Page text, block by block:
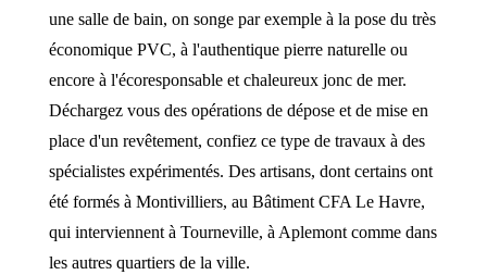
une salle de bain, on songe par exemple à la pose du très
économique PVC, à l'authentique pierre naturelle ou
encore à l'écoresponsable et chaleureux jonc de mer.
Déchargez vous des opérations de dépose et de mise en
place d'un revêtement, confiez ce type de travaux à des
spécialistes expérimentés. Des artisans, dont certains ont
été formés à Montivilliers, au Bâtiment CFA Le Havre,
qui interviennent à Tourneville, à Aplemont comme dans
les autres quartiers de la ville.